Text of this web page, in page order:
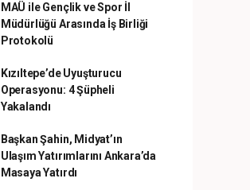
MAÜ ile Gençlik ve Spor İl
Müdürlüğü Arasında İş Birliği
Protokolü
Kızıltepe’de Uyuşturucu
Operasyonu: 4 Şüpheli
Yakalandı
Başkan Şahin, Midyat’ın
Ulaşım Yatırımlarını Ankara’da
Masaya Yatırdı